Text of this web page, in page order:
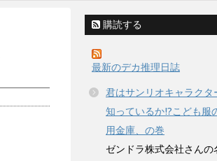
購読する
最新のデカ推理日誌
君はサンリオキャラクタ
知っているか!?こども服
用金庫、の巻
ゼンドラ株式会社さん